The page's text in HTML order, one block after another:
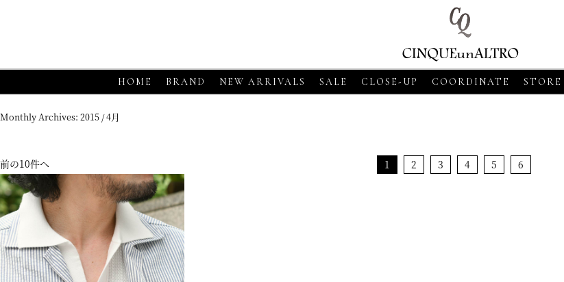
HOME BRAND NEW ARRIVALS SALE CLOSE-UP COORDINATE STORE
Monthly Archives: 2015 / 4月
前の10件へ 1 2 3 4 5 6